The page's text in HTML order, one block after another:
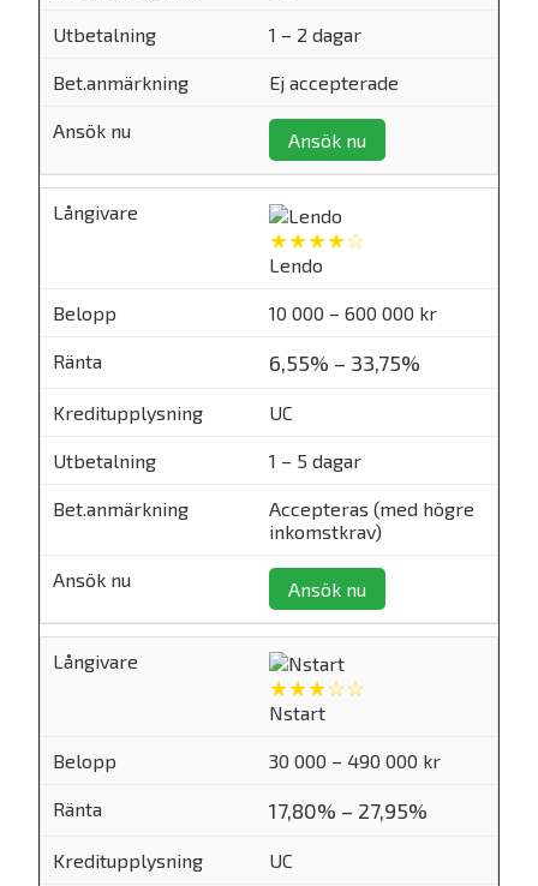
1 – 2 dagar
Ej accepterade
Ansök nu
★★★★☆
Lendo
10 000 – 600 000 kr
6,55% – 33,75%
UC
1 – 5 dagar
Accepteras (med högre
inkomstkrav)
Ansök nu
★★★☆☆
Nstart
30 000 – 490 000 kr
17,80% – 27,95%
UC